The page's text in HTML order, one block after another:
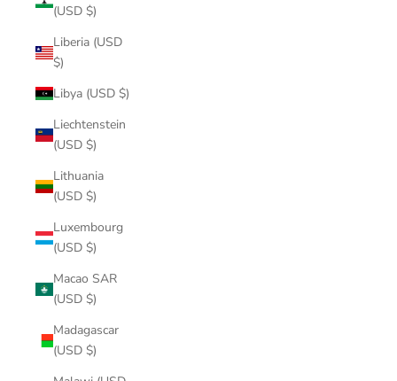
(USD $)
Liberia (USD
$)
Libya (USD $)
Liechtenstein
(USD $)
Lithuania
(USD $)
Luxembourg
(USD $)
Macao SAR
(USD $)
Madagascar
(USD $)